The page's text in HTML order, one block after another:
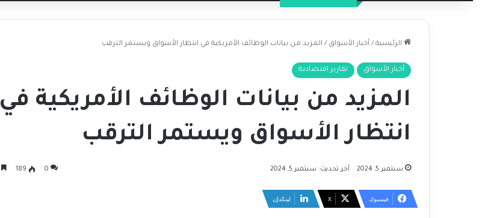
الرئيسية / أخبار الأسواق / المزيد من بيانات الوظائف الأمريكية في انتظار الأسواق ويستمر الترقب
أخبار الأسواق تقارير اقتصادية
المزيد من بيانات الوظائف الأمريكية في
انتظار الأسواق ويستمر الترقب
سبتمبر 5, 2024 آخر تحديث: سبتمبر 5, 2024 0
189
فيسبوك ‫X لينكدإن